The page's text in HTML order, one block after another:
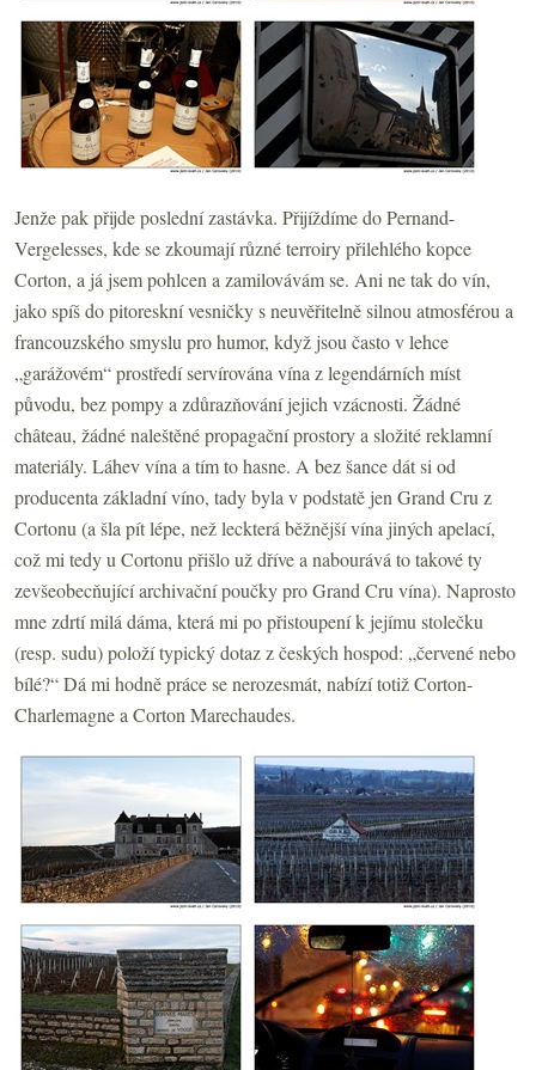
Jenže pak přijde poslední zastávka. Přijíždíme do Pernand-
Vergelesses, kde se zkoumají různé terroiry přilehlého kopce
Corton, a já jsem pohlcen a zamilovávám se. Ani ne tak do vín,
jako spíš do pitoreskní vesničky s neuvěřitelně silnou atmosférou a
francouzského smyslu pro humor, když jsou často v lehce
„garážovém“ prostředí servírována vína z legendárních míst
původu, bez pompy a zdůrazňování jejich vzácnosti. Žádné
château, žádné naleštěné propagační prostory a složité reklamní
materiály. Láhev vína a tím to hasne. A bez šance dát si od
producenta základní víno, tady byla v podstatě jen Grand Cru z
Cortonu (a šla pít lépe, než leckterá běžnější vína jiných apelací,
což mi tedy u Cortonu přišlo už dříve a nabourává to takové ty
zevšeobecňující archivační poučky pro Grand Cru vína). Naprosto
mne zdrtí milá dáma, která mi po přistoupení k jejímu stolečku
(resp. sudu) položí typický dotaz z českých hospod: „červené nebo
bílé?“ Dá mi hodně práce se nerozesmát, nabízí totiž Corton-
Charlemagne a Corton Marechaudes.